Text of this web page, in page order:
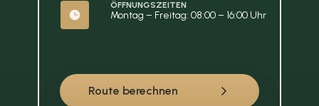
Route berechnen
ÖFFNUNGSZEITEN
Montag – Freitag: 08:00 – 16:00 Uhr